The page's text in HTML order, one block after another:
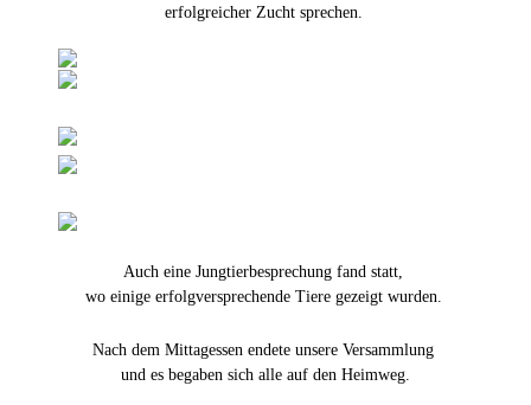
erfolgreicher Zucht sprechen.
Auch eine Jungtierbesprechung fand statt,
wo einige erfolgversprechende Tiere gezeigt wurden.
Nach dem Mittagessen endete unsere Versammlung
und es begaben sich alle auf den Heimweg.